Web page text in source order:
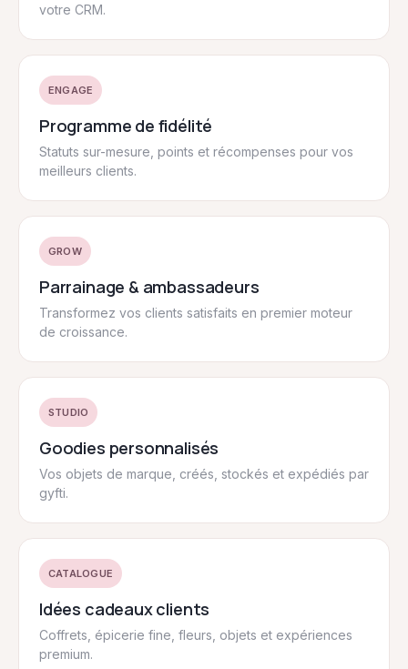
votre CRM.
ENGAGE
Programme de fidélité
Statuts sur-mesure, points et récompenses pour vos
meilleurs clients.
GROW
Parrainage &ambassadeurs
Transformez vos clients satisfaits en premier moteur
de croissance.
STUDIO
Goodies personnalisés
Vos objets de marque, créés, stockés et expédiés par
gyfti.
CATALOGUE
Idées cadeaux clients
Coffrets, épicerie fine, fleurs, objets et expériences
premium.